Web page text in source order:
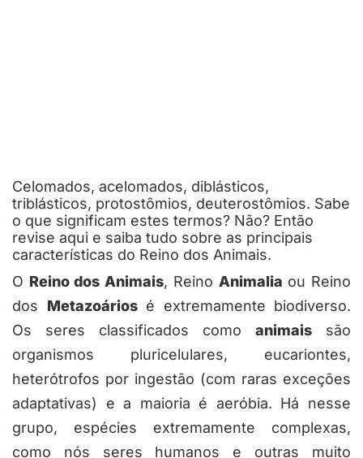
Celomados, acelomados, diblásticos,
triblásticos, protostômios, deuterostômios. Sabe
o que significam estes termos? Não? Então
revise aqui e saiba tudo sobre as principais
características do Reino dos Animais.
O Reino dos Animais, Reino Animalia ou Reino
dos Metazoáriosé extremamente biodiverso.
Os seres classificados como animais são
organismos pluricelulares, eucariontes,
heterótrofos por ingestão (com raras exceções
adaptativas) e a maioria é aeróbia. Há nesse
grupo, espécies extremamente complexas,
como nós seres humanos e outras muito